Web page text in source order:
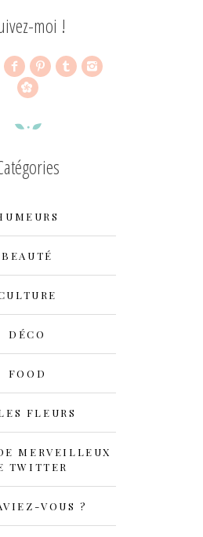
moi !
BEAUTÉ
DÉCO
FOOD
FLEURS
MERVEILLEUX
TWITTER
VOUS ?